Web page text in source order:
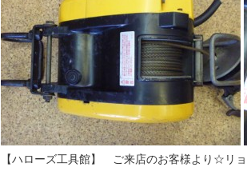
【ハローズ工具館】 ご来店のお客様より☆リ